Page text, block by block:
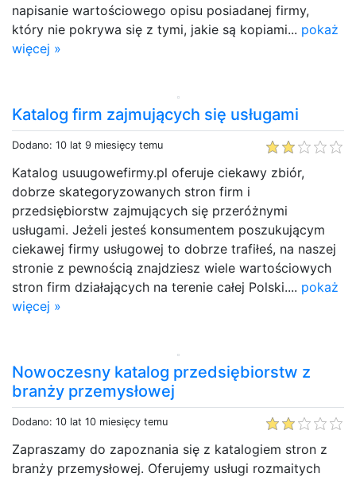
napisanie wartościowego opisu posiadanej firmy,
który nie pokrywa się z tymi, jakie są kopiami... pokaż
więcej »
Katalog firm zajmujących się usługami
Dodano: 10 lat 9 miesięcy temu
Katalog usuugowefirmy.pl oferuje ciekawy zbiór,
dobrze skategoryzowanych stron firm i
przedsiębiorstw zajmujących się przeróżnymi
usługami. Jeżeli jesteś konsumentem poszukującym
ciekawej firmy usługowej to dobrze trafiłeś, na naszej
stronie z pewnością znajdziesz wiele wartościowych
stron firm działających na terenie całej Polski.... pokaż
więcej »
Nowoczesny katalog przedsiębiorstw z
branży przemysłowej
Dodano: 10 lat 10 miesięcy temu
Zapraszamy do zapoznania się z katalogiem stron z
branży przemysłowej. Oferujemy usługi rozmaitych